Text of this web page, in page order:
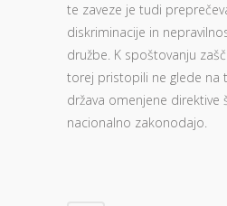
te zaveze je tudi
diskriminacije in
družbe. K spoštovanju
torej pristopili ne glede na
država omenjene direktive
nacionalno zakonodajo.